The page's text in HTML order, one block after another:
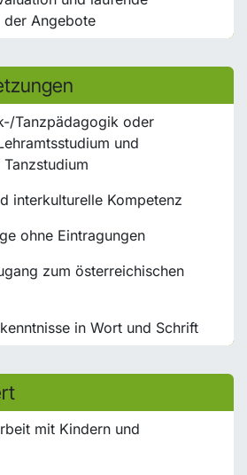
Angebote
Tanzpädagogik oder
und
interkulturelle Kompetenz
ohne Eintragungen
zum österreichischen
in Wort und Schrift
mit Kindern und